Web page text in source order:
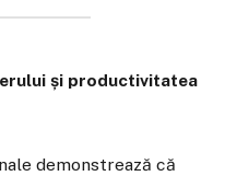
și productivitatea
demonstrează că